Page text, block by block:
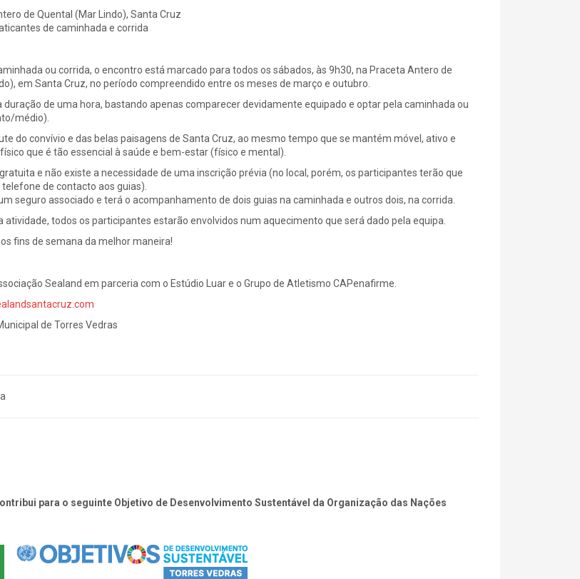
de Quental (Mar Lindo), Santa Cruz
de caminhada e corrida
ou corrida, o encontro está marcado para todos os sábados, às 9h30, na Praceta Antero de
em Santa Cruz, no período compreendido entre os meses de março e outubro.
duração de uma hora, bastando apenas comparecer devidamente equipado e optar pela caminhada ou
médio).
do convívio e das belas paisagens de Santa Cruz, ao mesmo tempo que se mantém móvel, ativo e
que é tão essencial à saúde e bem-estar (físico e mental).
e não existe a necessidade de uma inscrição prévia (no local, porém, os participantes terão que
de contacto aos guias).
seguro associado e terá o acompanhamento de dois guias na caminhada e outros dois, na corrida.
atividade, todos os participantes estarão envolvidos num aquecimento que será dado pela equipa.
fins de semana da melhor maneira!
Sealand em parceria com o Estúdio Luar e o Grupo de Atletismo CAPenafirme.
de Torres Vedras
para o seguinte Objetivo de Desenvolvimento Sustentável da Organização das Nações